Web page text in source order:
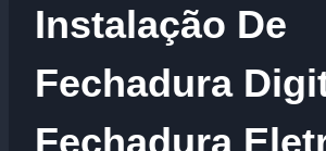
Instalação De
Fechadura
Fechadura